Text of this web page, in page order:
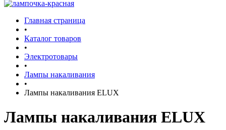
Главная страница
•
Каталог товаров
•
Электротовары
•
Лампы накаливания
•
Лампы накаливания ELUX
Лампы накаливания ELUX